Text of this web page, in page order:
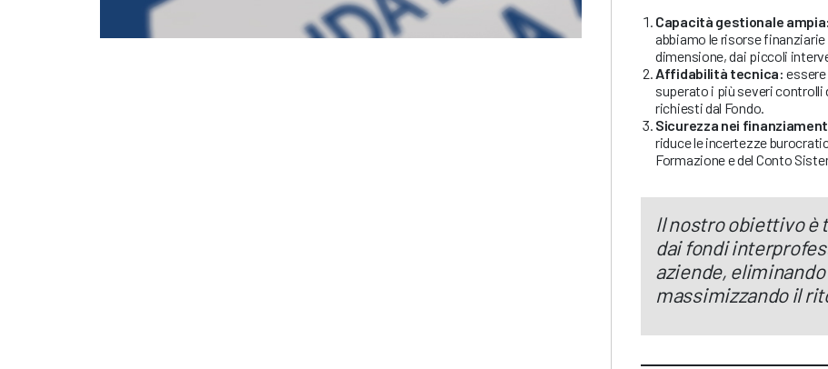
Capacità gestionale ampia:
abbiamo le risorse
dimensione, dai piccoli
Affidabilità tecnica:
superato i più severi
richiesti dal Fondo.
Sicurezza nei
riduce le incertezze
Formazione e del Conto
Il nostro obiettivo è
dai fondi
aziende,
massimizzando il